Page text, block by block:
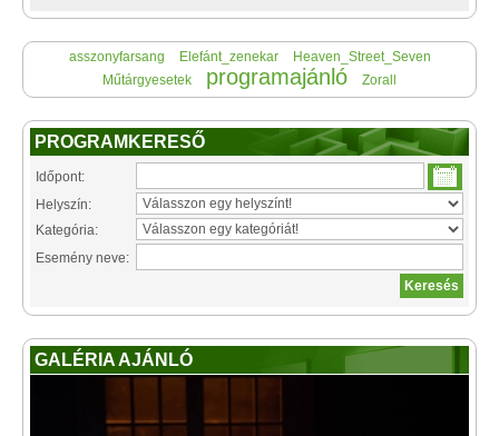
asszonyfarsang Elefánt_zenekar
Heaven_Street_Seven
Műtárgyesetek
programajánló Zorall
PROGRAMKERESŐ
Időpont:
Helyszín:
Kategória:
Esemény neve:
GALÉRIA AJÁNLÓ